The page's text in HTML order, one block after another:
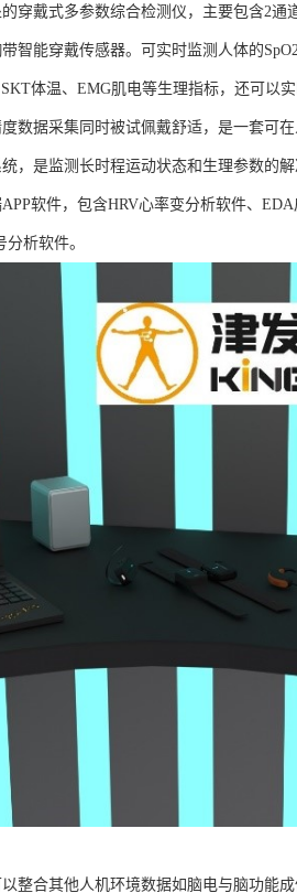
穿戴式多参数综合检测仪，主要包含2
智能穿戴传感器。可实时监测人体的
体温、EMG肌电等生理指标，还可以
数据采集同时被试佩戴舒适，是一套可
，是监测长时程运动状态和生理参数的解
软件，包含HRV心率变分析软件、EDA
析软件。
整合其他人机环境数据如脑电与脑功能